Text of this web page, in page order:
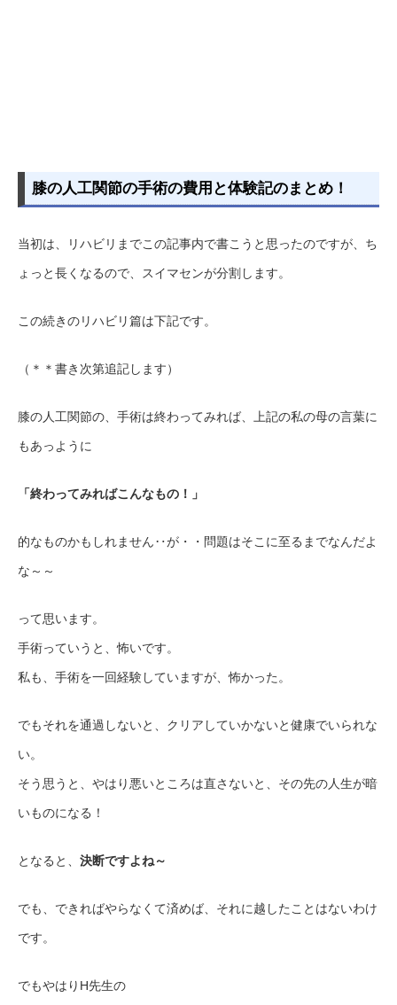
膝の人工関節の手術の費用と体験記のまとめ！
当初は、リハビリまでこの記事内で書こうと思ったのですが、ち
ょっと長くなるので、スイマセンが分割します。
この続きのリハビリ篇は下記です。
（＊＊書き次第追記します）
膝の人工関節の、手術は終わってみれば、上記の私の母の言葉に
もあっように
「終わってみればこんなもの！」
的なものかもしれません‥が・・問題はそこに至るまでなんだよ
な～～
って思います。
手術っていうと、怖いです。
私も、手術を一回経験していますが、怖かった。
でもそれを通過しないと、クリアしていかないと健康でいられな
い。
そう思うと、やはり悪いところは直さないと、その先の人生が暗
いものになる！
となると、 決断ですよね～
でも、できればやらなくて済めば、それに越したことはないわけ
です。
でもやはりH先生の